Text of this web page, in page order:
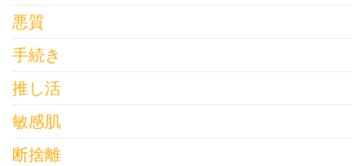
悪質
手続き
推し活
敏感肌
断捨離